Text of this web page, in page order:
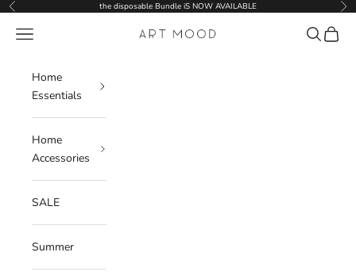
Skip to content
Previous the disposable Bundle iS NOW AVAILABLE
ART MOOD
Navigation menu Search
Cart
Home
Essentials
Home
Accessories
SALE
Summer